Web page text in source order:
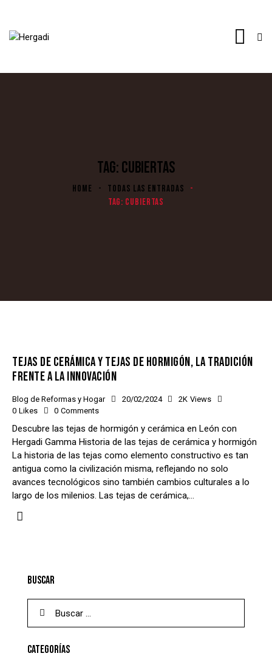
TAG: CUBIERTAS
HOME
TODAS LAS ENTRADAS
TAG: CUBIERTAS
TEJAS DE CERÁMICA Y TEJAS DE HORMIGÓN, LA TRADICIÓN
FRENTE A LA INNOVACIÓN
Blog de Reformas y Hogar 20/02/2024 2K Views
0 Likes 0 Comments
Descubre las tejas de hormigón y cerámica en León con
Hergadi Gamma Historia de las tejas de cerámica y hormigón
La historia de las tejas como elemento constructivo es tan
antigua como la civilización misma, reflejando no solo
avances tecnológicos sino también cambios culturales a lo
largo de los milenios. Las tejas de cerámica,…
BUSCAR
CATEGORÍAS